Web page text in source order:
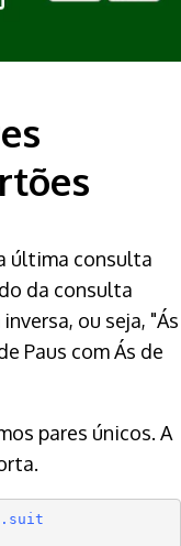
última consulta
da consulta
ou seja, "Ás
Paus com Ás de
pares únicos. A